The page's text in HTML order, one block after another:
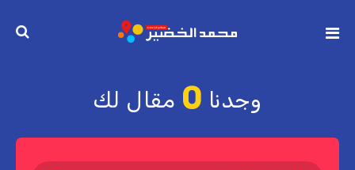
وجدنا 0 مقال لك